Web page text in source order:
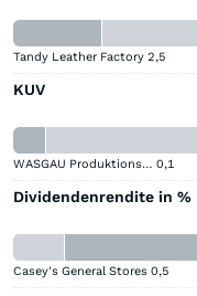
Tandy Leather Factory 2,5
KUV
WASGAU Produktions & Handels 0,1
Dividendenrendite in %
Casey's General Stores 0,5